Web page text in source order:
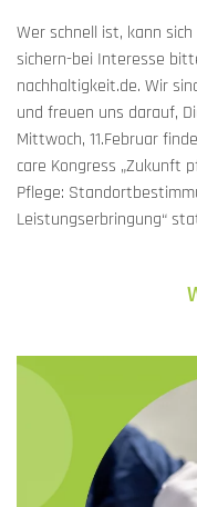
Wer schnell ist, kann
sichern-bei Interesse
nachhaltigkeit.de. Wir
und freuen uns darauf,
Mittwoch, 11.Februar
care Kongress „Zukunft
Pflege:
Leistungserbringung“